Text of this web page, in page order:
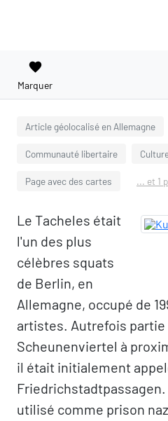
favorite
Marquer
Article géolocalisé en Allemagne
Communauté libertaire
Page avec des cartes ... et 1
Le Tacheles était
l'un des plus
célèbres squats
de Berlin, en
Allemagne, occupé de
artistes. Autrefois
Scheunenviertel à
il était initialement
utilisé comme prison